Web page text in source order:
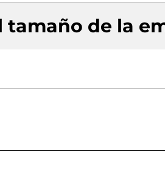
tamaño de la